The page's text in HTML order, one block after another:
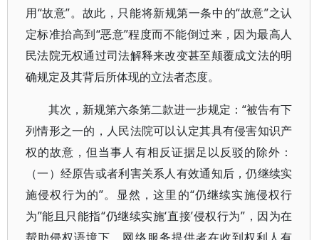
用“故意”。故此，只能将新规第一条中的“故意”之认
定标准抬高到“恶意”程度而不能倒过来，因为最高人
民法院无权通过司法解释来改变甚至颠覆成文法的明
确规定及其背后所体现的立法者态度。
其次，新规第六条第二款进一步规定：“被告有下
列情形之一的，人民法院可以认定其具有侵害知识产
权的故意，但当事人有相反证据足以反驳的除外：
（一）经原告或者利害关系人有效通知后，仍继续实
施侵权行为的”。显然，这里的“仍继续实施侵权行
为”能且只能指“仍继续实施‘直接’侵权行为”，因为在